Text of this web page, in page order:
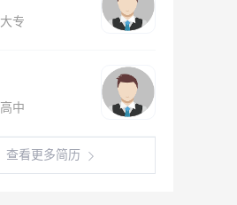
大专
高中
查看更多简历